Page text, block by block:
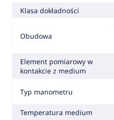
Klasa dokładności
Obudowa
Element pomiarowy w
kontakcie z medium
Typ manometru
Temperatura medium